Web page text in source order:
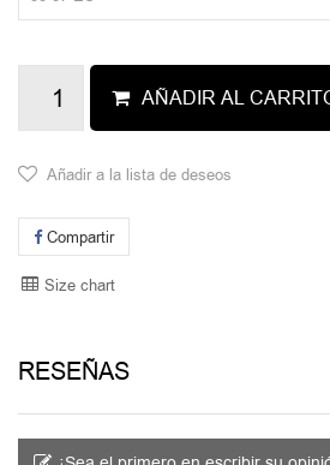
AÑADIR AL
Añadir a la lista de deseos
Compartir
Size chart
RESEÑAS